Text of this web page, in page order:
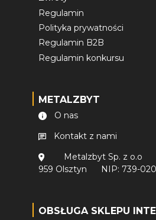
Regulamin
Polityka prywatności
Regulamin B2B
Regulamin konkursu
METALZBYT
O nas
Kontakt z nami
Metalzbyt Sp. z o.o
959 Olsztyn
NIP: 739-
OBSŁUGA SKLEPU